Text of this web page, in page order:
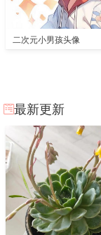
二次元小男孩头像
最新更新